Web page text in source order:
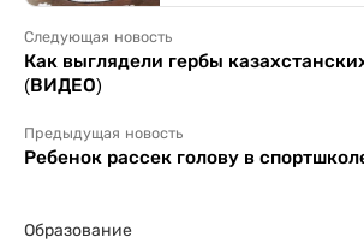
Следующая новость
Как выглядели гербы
(ВИДЕО)
Предыдущая новость
Ребенок рассек голову в
Образование